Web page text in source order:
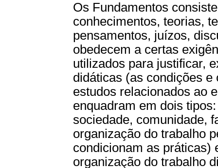
Os Fundamentos
conhecimentos, teorias,
pensamentos, juízos,
obedecem a certas
utilizados para justificar,
didáticas (as condições
estudos relacionados ao
enquadram em dois
sociedade, comunidade,
organização do trabalho
condicionam as práticas)
organização do trabalho